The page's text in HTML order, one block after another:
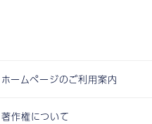
ホームページのご利用案内
著作権について